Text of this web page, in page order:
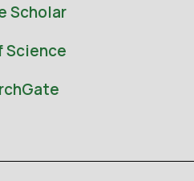
Scholar
Science